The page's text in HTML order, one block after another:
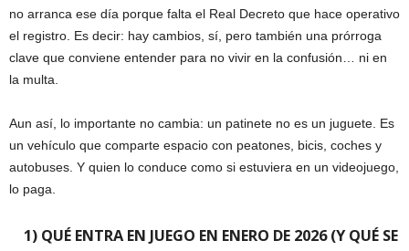
no arranca ese día porque falta el Real Decreto que hace operativo
el registro. Es decir: hay cambios, sí, pero también una prórroga
clave que conviene entender para no vivir en la confusión… ni en
la multa.
Aun así, lo importante no cambia: un patinete no es un juguete. Es
un vehículo que comparte espacio con peatones, bicis, coches y
autobuses. Y quien lo conduce como si estuviera en un videojuego,
lo paga.
1) QUÉ ENTRA EN JUEGO EN ENERO DE 2026 (Y QUÉ SE